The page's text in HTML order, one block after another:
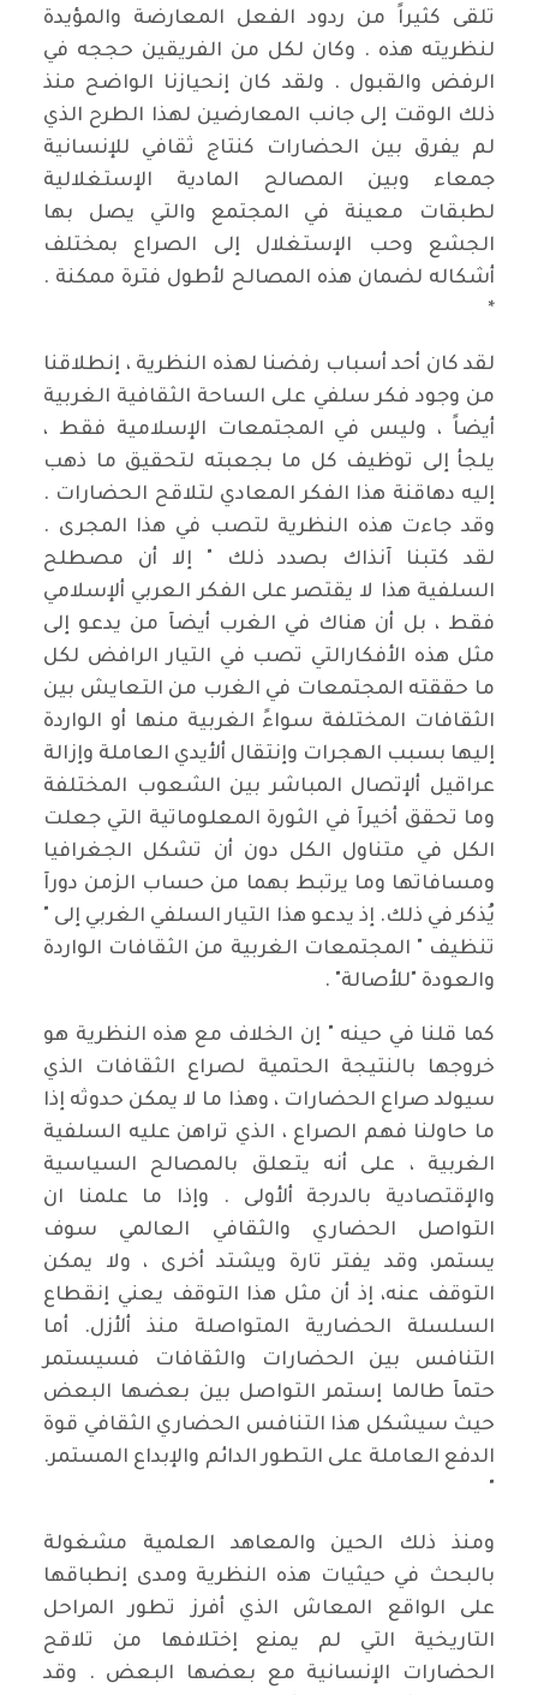
تلقى كثيراً من ردود الفعل المعارضة والمؤيدة
لنظريته هذه . وكان لكل من الفريقين حججه في
الرفض والقبول . ولقد كان إنحيازنا الواضح منذ
ذلك الوقت إلى جانب المعارضين لهذا الطرح الذي
لم يفرق بين الحضارات كنتاج ثقافي للإنسانية
جمعاء وبين المصالح المادية الإستغلالية
لطبقات معينة في المجتمع والتي يصل بها
الجشع وحب الإستغلال إلى الصراع بمختلف
أشكاله لضمان هذه المصالح لأطول فترة ممكنة .
*
لقد كان أحد أسباب رفضنا لهذه النظرية ، إنطلاقنا
من وجود فكر سلفي على الساحة الثقافية الغربية
أيضاً ، وليس في المجتمعات الإسلامية فقط ،
يلجأ إلى توظيف كل ما بجعبته لتحقيق ما ذهب
إليه دهاقنة هذا الفكر المعادي لتلاقح الحضارات .
وقد جاءت هذه النظرية لتصب في هذا المجرى .
لقد كتبنا آنذاك بصدد ذلك " إلا أن مصطلح
السلفية هذا لا يقتصر على الفكر العربي ألإسلامي
فقط ، بل أن هناك في الغرب أيضآ من يدعو إلى
مثل هذه الأفكارالتي تصب في التيار الرافض لكل
ما حققته المجتمعات في الغرب من التعايش بين
الثقافات المختلفة سواءً الغربية منها أو الواردة
إليها بسبب الهجرات وإنتقال ألأيدي العاملة وإزالة
عراقيل ألإتصال المباشر بين الشعوب المختلفة
وما تحقق أخيرآ في الثورة المعلوماتية التي جعلت
الكل في متناول الكل دون أن تشكل الجغرافيا
ومسافاتها وما يرتبط بهما من حساب الزمن دورآ
يُذكر في ذلك. إذ يدعو هذا التيار السلفي الغربي إلى "
تنظيف " المجتمعات الغربية من الثقافات الواردة
والعودة "للأصالة" .
كما قلنا في حينه " إن الخلاف مع هذه النظرية هو
خروجها بالنتيجة الحتمية لصراع الثقافات الذي
سيولد صراع الحضارات ، وهذا ما لا يمكن حدوثه إذا
ما حاولنا فهم الصراع ، الذي تراهن عليه السلفية
الغربية ، على أنه يتعلق بالمصالح السياسية
والإقتصادية بالدرجة ألأولى . وإذا ما علمنا ان
التواصل الحضاري والثقافي العالمي سوف
يستمر، وقد يفتر تارة ويشتد أخرى ، ولا يمكن
التوقف عنه، إذ أن مثل هذا التوقف يعني إنقطاع
السلسلة الحضارية المتواصلة منذ ألأزل. أما
التنافس بين الحضارات والثقافات فسيستمر
حتمآ طالما إستمر التواصل بين بعضها البعض
حيث سيشكل هذا التنافس الحضاري الثقافي قوة
الدفع العاملة على التطور الدائم والإبداع المستمر.
ومنذ ذلك الحين والمعاهد العلمية مشغولة
بالبحث في حيثيات هذه النظرية ومدى إنطباقها
على الواقع المعاش الذي أفرز تطور المراحل
التاريخية التي لم يمنع إختلافها من تلاقح
الحضارات الإنسانية مع بعضها البعض . وقد